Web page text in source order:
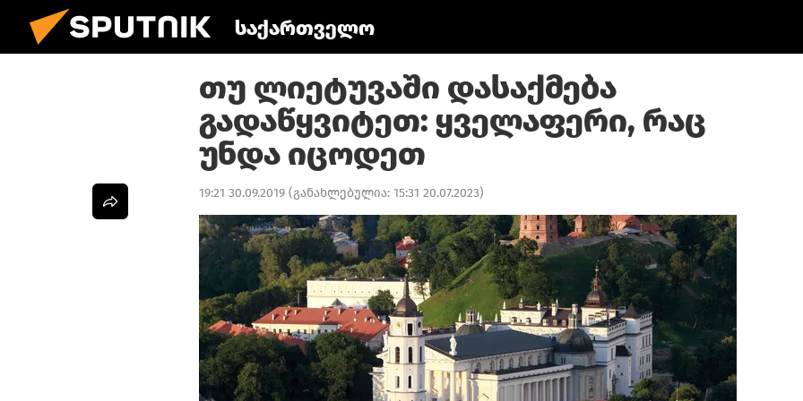
საქართველო
თუ ლიეტუვაში დასაქმება
გადაწყვიტეთ: ყველაფერი, რაც
უნდა იცოდეთ
19:21 30.09.2019 (განახლებულია: 15:31 20.07.2023)